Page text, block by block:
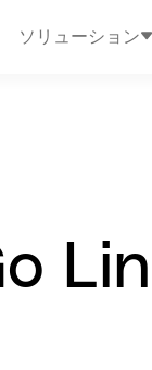
ソリューション